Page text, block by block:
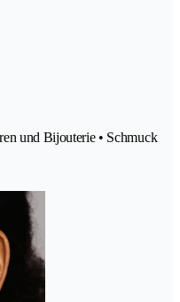
und Bijouterie • Schmuck